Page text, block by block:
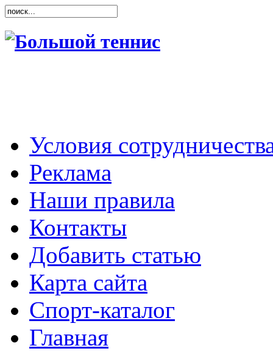
Условия
Реклама
Наши правила
Контакты
Добавить статью
Карта сайта
Спорт-каталог
Главная